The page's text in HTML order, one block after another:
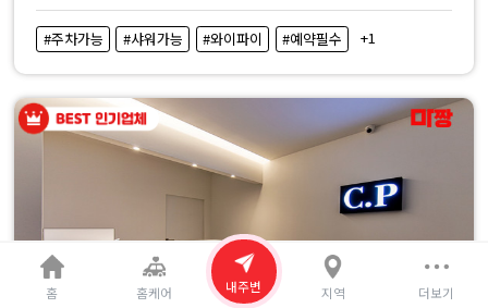
#주차가능 #샤워가능 #와이파이 #예약필수 +1
홈 홈케어 내주변 지역 더보기